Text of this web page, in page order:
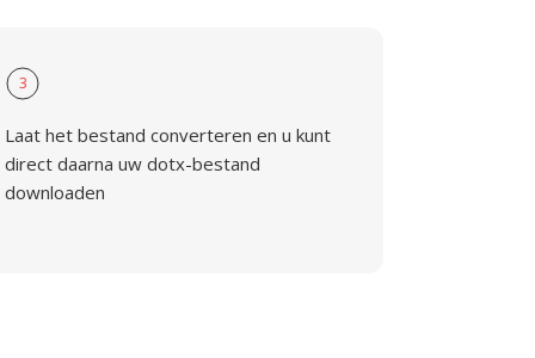
3
Laat het bestand converteren en u kunt
direct daarna uw dotx-bestand
downloaden